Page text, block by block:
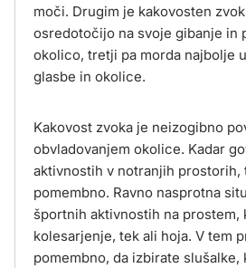
moči. Drugim je kakovosten
osredotočijo na svoje gibanje in
okolico, tretji pa morda najbolje
glasbe in okolice.
Kakovost zvoka je neizogibno
obvladovanjem okolice. Kadar
aktivnostih v notranjih prostorih,
pomembno. Ravno nasprotna
športnih aktivnostih na prostem,
kolesarjenje, tek ali hoja. V tem
pomembno, da izbirate slušalke,